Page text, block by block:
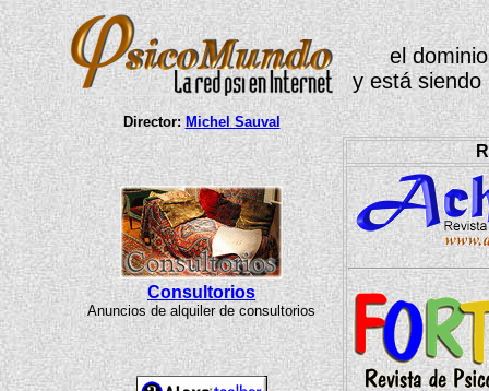
Director:Michel Sauval
Consultorios
Anuncios de alquiler de consultorios
el
y está siendo